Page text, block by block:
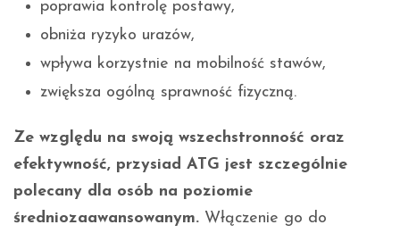
poprawia kontrolę postawy,
obniża ryzyko urazów,
wpływa korzystnie na mobilność stawów,
zwiększa ogólną sprawność fizyczną.
Ze względu na swoją wszechstronność oraz
efektywność, przysiad ATG jest szczególnie
polecany dla osób na poziomie
średniozaawansowanym. Włączenie go do